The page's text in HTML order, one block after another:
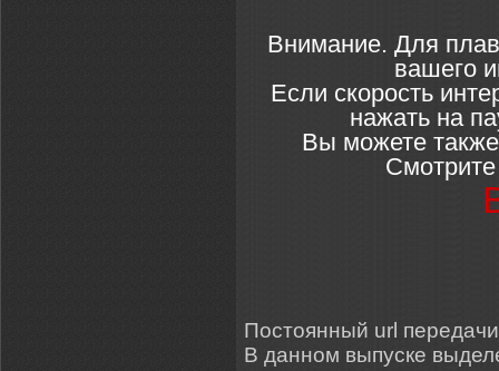
Внимание. Для
вашего
Если скорость
нажать на
Вы можете
Постоянный url
В данном выпуске